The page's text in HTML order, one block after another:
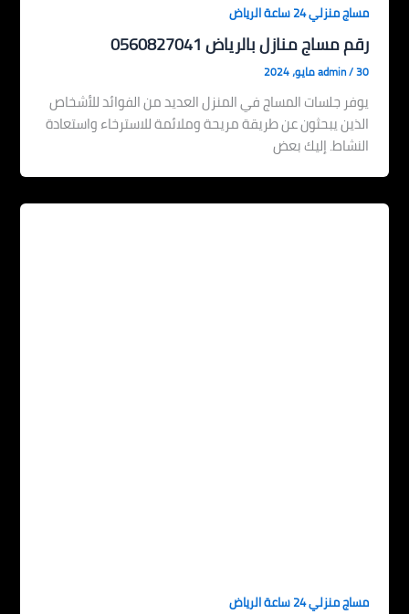
مساج منزلي 24 ساعة الرياض
رقم مساج منازل بالرياض 0560827041
admin/30 مايو، 2024
يوفر جلسات المساج في المنزل العديد من الفوائد للأشخاص
الذين يبحثون عن طريقة مريحة وملائمة للاسترخاء واستعادة
النشاط. إليك بعض
مساج منزلي 24 ساعة الرياض